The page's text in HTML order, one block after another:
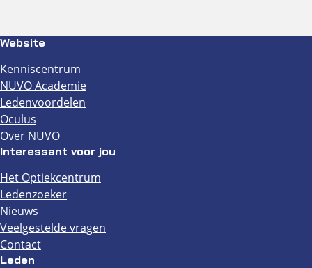
Website
Kenniscentrum
NUVO Academie
Ledenvoordelen
Oculus
Over NUVO
Interessant voor jou
Het Optiekcentrum
Ledenzoeker
Nieuws
Veelgestelde vragen
Contact
Leden